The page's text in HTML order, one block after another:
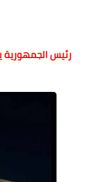
رئيس الجمهورية